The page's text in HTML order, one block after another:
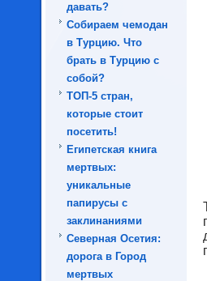
давать?
Собираем чемодан
в Турцию. Что
брать в Турцию с
собой?
ТОП-5 стран,
которые стоит
посетить!
Египетская книга
мертвых:
уникальные
папирусы с
заклинаниями
Северная Осетия:
дорога в Город
мертвых